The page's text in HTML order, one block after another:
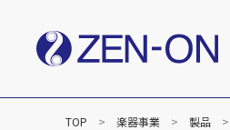
TOP 楽器事業 製品